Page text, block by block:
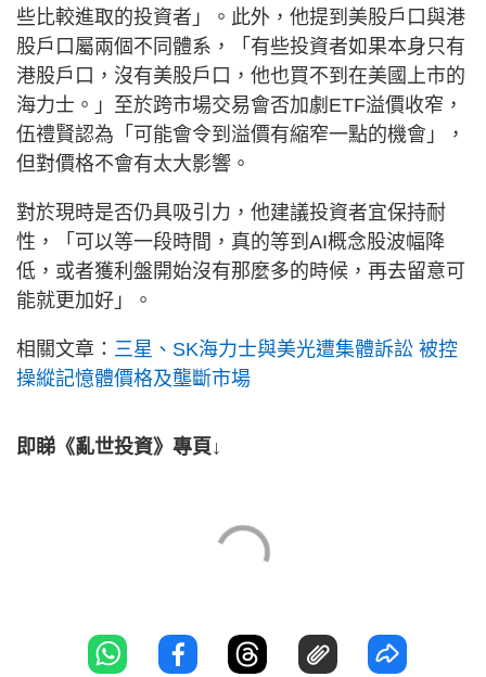
些比較進取的投資者」。此外，他提到美股戶口與港
股戶口屬兩個不同體系，「有些投資者如果本身只有
港股戶口，沒有美股戶口，他也買不到在美國上市的
海力士。」至於跨市場交易會否加劇ETF溢價收窄，
伍禮賢認為「可能會令到溢價有縮窄一點的機會」，
但對價格不會有太大影響。
對於現時是否仍具吸引力，他建議投資者宜保持耐
性，「可以等一段時間，真的等到AI概念股波幅降
低，或者獲利盤開始沒有那麼多的時候，再去留意可
能就更加好」。
相關文章： 三星、SK海力士與美光遭集體訴訟 被控
操縱記憶體價格及壟斷市場
即睇《亂世投資》專頁↓